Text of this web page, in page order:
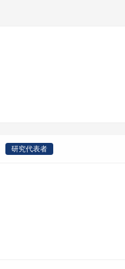
研究代表者